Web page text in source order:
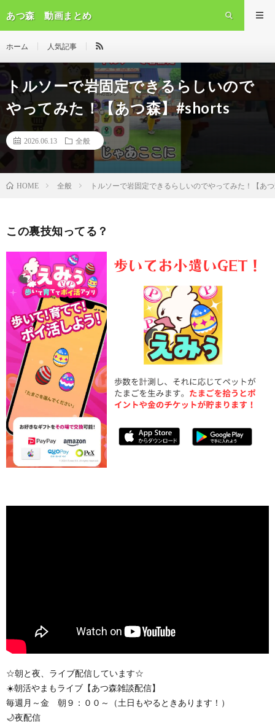
あつ森 動画まとめ
ホーム 人気記事
トルソーで岩固定できるらしいので
やってみた！【あつ森】#shorts
2026.06.13 全般
HOME 全般 トルソーで岩固定できるらしいのでやってみた！【あ
この裏技知ってる？
☆朝と夜、ライブ配信しています☆
☀️朝活やまもライブ【あつ森雑談配信】
毎週月～金 朝９：００～（土日もやるときあります！）
🌙夜配信